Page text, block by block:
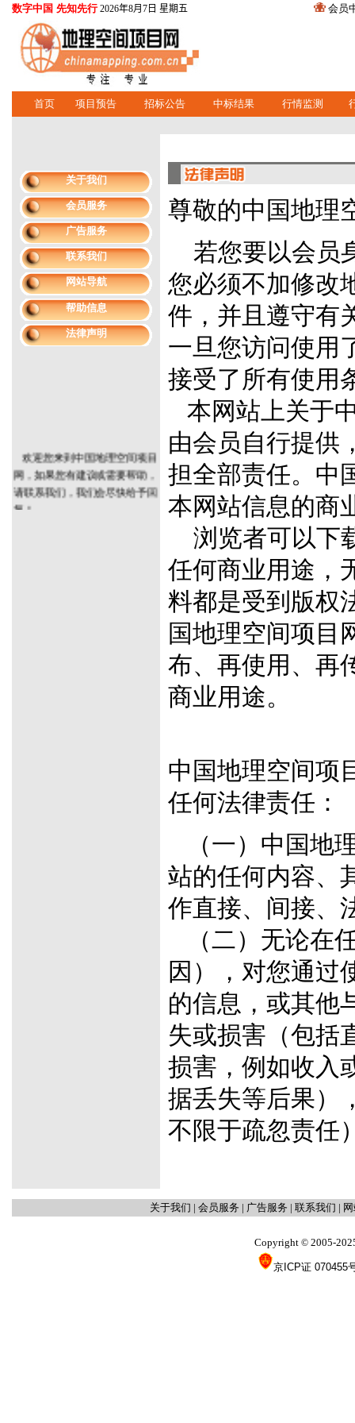
数字中国 先知先行 2026年8月7日 星期五 会员
首页 项目预告 招标公告 中标结果 行情监测
关于我们
会员服务
广告服务
联系我们
网站导航
帮助信息
法律声明
欢迎您来到中国地理空间项目
网，如果您有建议或需要帮助，
请联系我们，我们会尽快给予回
复！
尊敬的中国地理
若您要以会员
您必须不加修改
件，并且遵守有
一旦您访问使用
接受了所有使用
本网站上关于
由会员自行提供
担全部责任。中
本网站信息的商
浏览者可以下
任何商业用途，
料都是受到版权
国地理空间项目
布、再使用、再
商业用途。
中国地理空间项
任何法律责任：
（一）中国地
站的任何内容、
作直接、间接、
（二）无论在
因），对您通过
的信息，或其他
失或损害（包括
损害，例如收入
据丢失等后果）
不限于疏忽责任
关于我们 | 会员服务 | 广告服务 | 联系我们 |
Copyright © 2005-
京ICP证 070455